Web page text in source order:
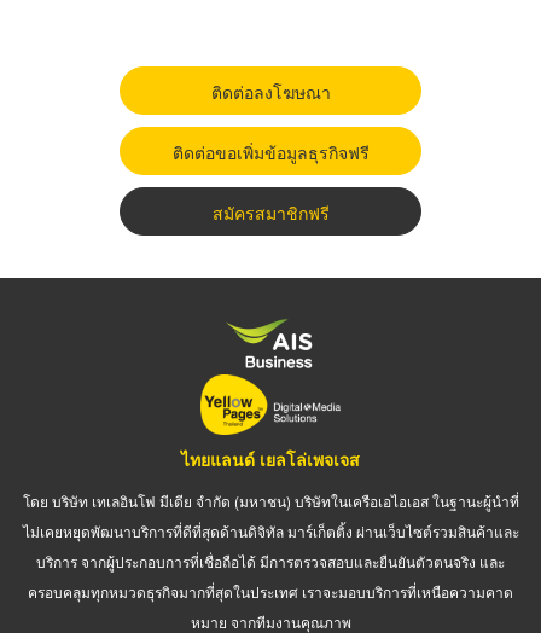
ติดต่อลงโฆษณา
ติดต่อขอเพิ่มข้อมูลธุรกิจฟรี
สมัครสมาชิกฟรี
ไทยแลนด์ เยลโล่เพจเจส
โดย บริษัท เทเลอินโฟ มีเดีย จำกัด (มหาชน) บริษัทในเครือเอไอเอส ในฐานะผู้นำที่
ไม่เคยหยุดพัฒนาบริการที่ดีที่สุดด้านดิจิทัล มาร์เก็ตติ้ง ผ่านเว็บไซต์รวมสินค้าและ
บริการ จากผู้ประกอบการที่เชื่อถือได้ มีการตรวจสอบและยืนยันตัวตนจริง และ
ครอบคลุมทุกหมวดธุรกิจมากที่สุดในประเทศ เราจะมอบบริการที่เหนือความคาด
หมาย จากทีมงานคุณภาพ